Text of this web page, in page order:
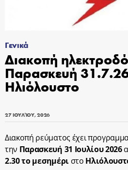
Γενικά
Διακοπή
Παρασκευή
Ηλιόλουστο
27 ΙΟΥΛΊΟΥ, 2026
Διακοπή ρεύματος έχει
την Παρασκευή 31 Ιουλίου 2026
2.30το μεσημέρι στο